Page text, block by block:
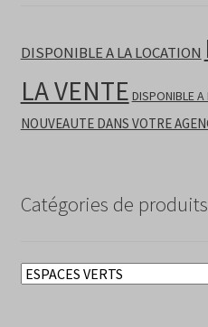
DISPONIBLE A LA LOCATION
LA VENTE DISPONIBLE A
NOUVEAUTE DANS VOTRE
Catégories de produits